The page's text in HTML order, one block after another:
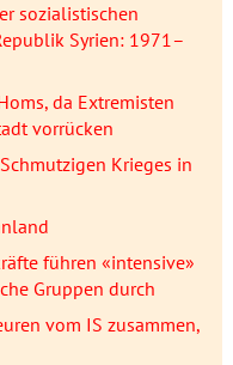
sozialistischen
Syrien: 1971–
da Extremisten
vorrücken
Krieges in
führen «intensive»
Gruppen durch
vom IS zusammen,